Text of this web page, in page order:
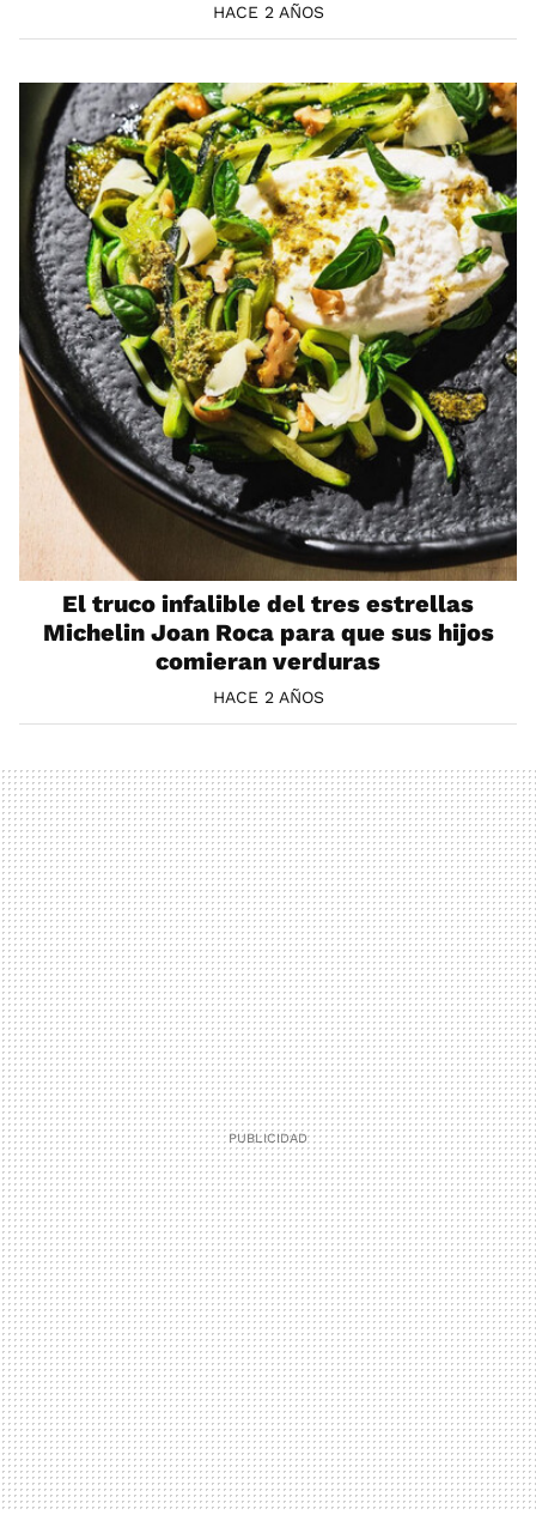
HACE 2 AÑOS
El truco infalible del tres estrellas
Michelin Joan Roca para que sus hijos
comieran verduras
HACE 2 AÑOS